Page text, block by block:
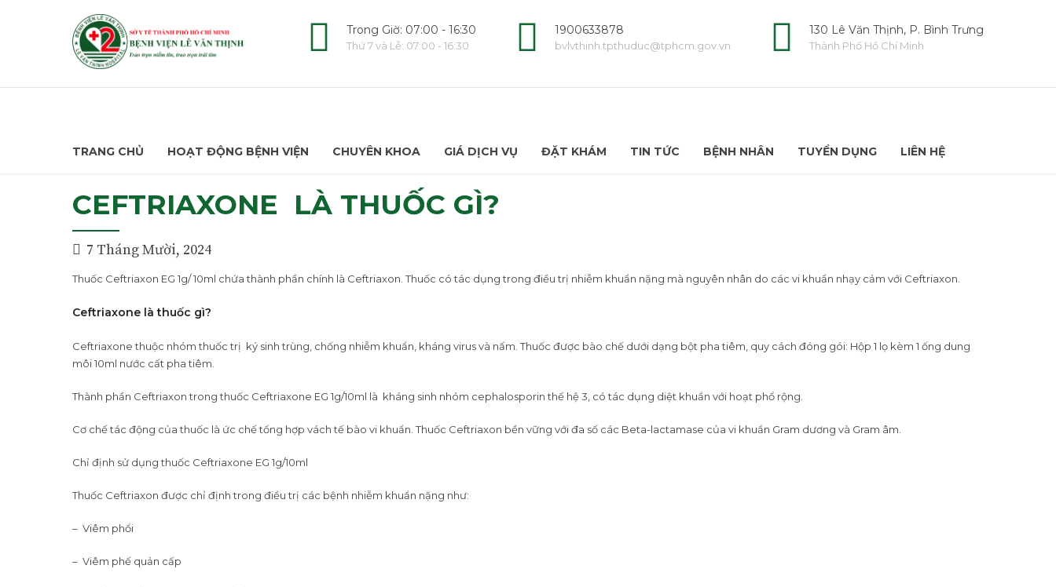
Trong Giờ: 07:00 - 16:30
Thứ 7 và Lễ: 07:00 - 16:30
1900633878
bvlvthinh.tpthuduc@tphcm.gov.vn
130 Lê Văn Thịnh, P. Bình Trưng
Thành Phố Hồ Chí Minh
TRANG CHỦ HOẠT ĐỘNG BỆNH VIỆN CHUYÊN KHOA GIÁ DỊCH VỤ ĐẶT KHÁM TIN TỨC BỆNH NHÂN TUYỂN DỤNG LIÊN HỆ
CEFTRIAXONE LÀ THUỐC GÌ?
7 Tháng Mười, 2024
Thuốc Ceftriaxon EG 1g/ 10ml chứa thành phần chính là Ceftriaxon. Thuốc có tác dụng trong điều trị nhiễm khuẩn nặng mà nguyên nhân do các vi khuẩn nhạy cảm với Ceftriaxon.
Ceftriaxone là thuốc gì?
Ceftriaxone thuộc nhóm thuốc trị ký sinh trùng, chống nhiễm khuẩn, kháng virus và nấm. Thuốc được bào chế dưới dạng bột pha tiêm, quy cách đóng gói: Hộp 1 lọ kèm 1 ống dung
môi 10ml nước cất pha tiêm.
Thành phần Ceftriaxon trong thuốc Ceftriaxone EG 1g/10ml là kháng sinh nhóm cephalosporin thế hệ 3, có tác dụng diệt khuẩn với hoạt phổ rộng.
Cơ chế tác động của thuốc là ức chế tổng hợp vách tế bào vi khuẩn. Thuốc Ceftriaxon bền vững với đa số các Beta-lactamase của vi khuẩn Gram dương và Gram âm.
Chỉ định sử dụng thuốc Ceftriaxone EG 1g/10ml
Thuốc Ceftriaxon được chỉ định trong điều trị các bệnh nhiễm khuẩn nặng như:
– Viêm phổi
– Viêm phế quản cấp